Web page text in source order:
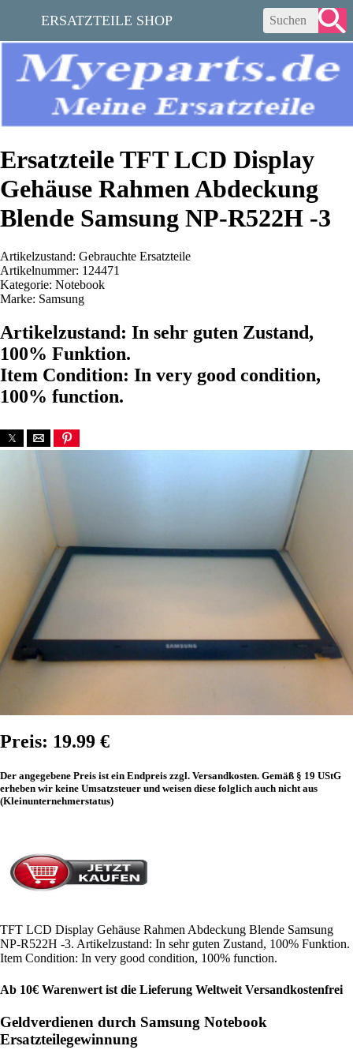
ERSATZTEILE SHOP
Ersatzteile TFT LCD Display
Gehäuse Rahmen Abdeckung
Blende Samsung NP-R522H -3
Artikelzustand: Gebrauchte Ersatzteile
Artikelnummer: 124471
Kategorie: Notebook
Marke: Samsung
Artikelzustand: In sehr guten Zustand,
100% Funktion.
Item Condition: In very good condition,
100% function.
Preis: 19.99 €
Der angegebene Preis ist ein Endpreis zzgl. Versandkosten. Gemäß § 19 UStG
erheben wir keine Umsatzsteuer und weisen diese folglich auch nicht aus
(Kleinunternehmerstatus)
TFT LCD Display Gehäuse Rahmen Abdeckung Blende Samsung
NP-R522H -3. Artikelzustand: In sehr guten Zustand, 100% Funktion.
Item Condition: In very good condition, 100% function.
Ab 10€ Warenwert ist die Lieferung Weltweit Versandkostenfrei
Geldverdienen durch Samsung Notebook
Ersatzteilegewinnung